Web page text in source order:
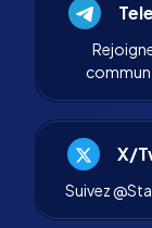
X/
Suivez